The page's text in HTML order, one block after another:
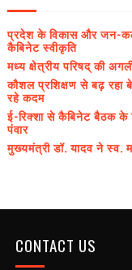
प्रदेश के विकास और जन-
कैबिनेट स्वीकृति
मध्य क्षेत्रीय परिषद् की
कौशल प्रशिक्षण से बढ़ रहा
रहे कदम
ई-रिक्शा से कैबिनेट बैठक के
पंवार
मुख्यमंत्री डॉ. यादव ने स्व.
CONTACT US